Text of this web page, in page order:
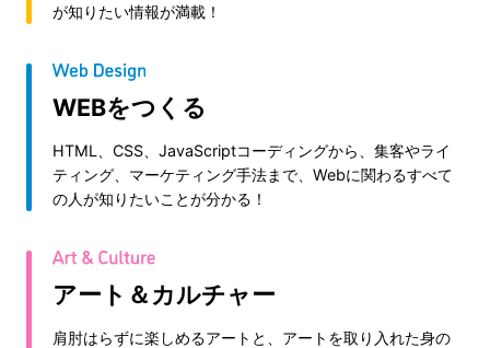
が知りたい情報が満載！
WEBをつくる
HTML、CSS、JavaScriptコーディングから、集客やライ
ティング、マーケティング手法まで、Webに関わるすべて
の人が知りたいことが分かる！
アート＆カルチャー
肩肘はらずに楽しめるアートと、アートを取り入れた身の